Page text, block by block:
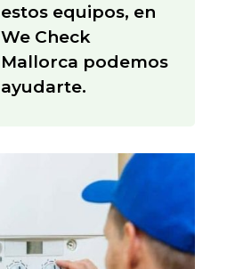
estos equipos, en
We Check
Mallorca podemos
ayudarte.